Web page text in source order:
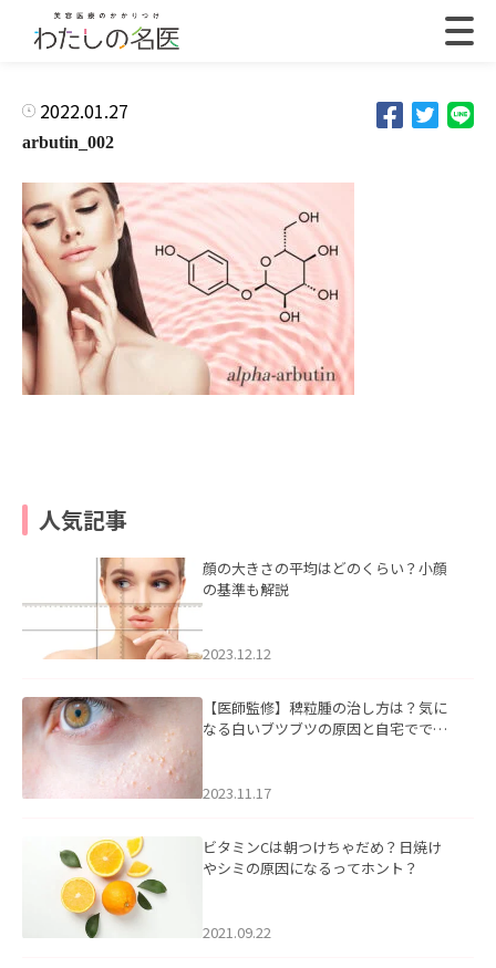
2022.01.27
arbutin_002
人気記事
顔の大きさの平均はどのくらい？小顔
の基準も解説
2023.12.12
【医師監修】稗粒腫の治し方は？気に
なる白いブツブツの原因と自宅ででき
2023.11.17
ビタミンCは朝つけちゃだめ？日焼け
やシミの原因になるってホント？
2021.09.22